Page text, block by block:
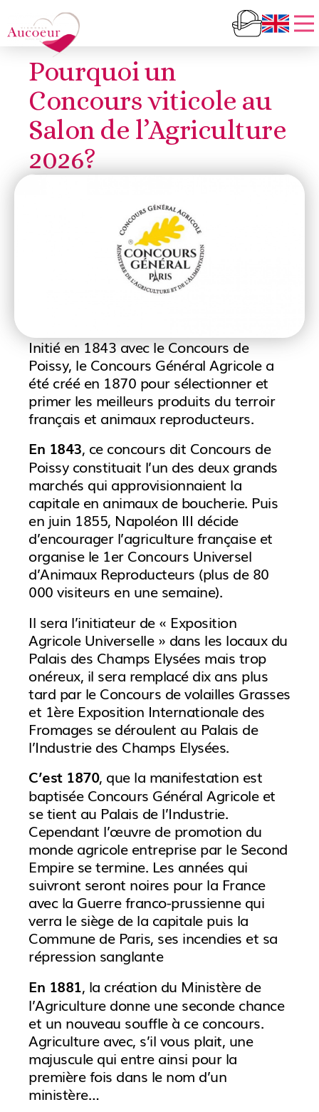
Pourquoi un
Concours viticole au
Salon de l’Agriculture
2026?
Initié en 1843 avec le Concours de
Poissy, le Concours Général Agricole a
été créé en 1870 pour sélectionner et
primer les meilleurs produits du terroir
français et animaux reproducteurs.
En 1843, ce concours dit Concours de
Poissy constituait l’un des deux grands
marchés qui approvisionnaient la
capitale en animaux de boucherie. Puis
en juin 1855, Napoléon III décide
d’encourager l’agriculture française et
organise le 1er Concours Universel
d’Animaux Reproducteurs (plus de 80
000 visiteurs en une semaine).
Il sera l’initiateur de « Exposition
Agricole Universelle » dans les locaux du
Palais des Champs Elysées mais trop
onéreux, il sera remplacé dix ans plus
tard par le Concours de volailles Grasses
et 1ère Exposition Internationale des
Fromages se déroulent au Palais de
l’Industrie des Champs Elysées.
C’est 1870, que la manifestation est
baptisée Concours Général Agricole et
se tient au Palais de l’Industrie.
Cependant l’œuvre de promotion du
monde agricole entreprise par le Second
Empire se termine. Les années qui
suivront seront noires pour la France
avec la Guerre franco-prussienne qui
verra le siège de la capitale puis la
Commune de Paris, ses incendies et sa
répression sanglante
En 1881, la création du Ministère de
l’Agriculture donne une seconde chance
et un nouveau souffle à ce concours.
Agriculture avec, s’il vous plait, une
majuscule qui entre ainsi pour la
première fois dans le nom d’un
ministère…